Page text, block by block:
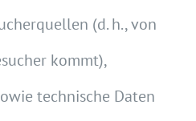
(d. h., von
kommt),
technische Daten